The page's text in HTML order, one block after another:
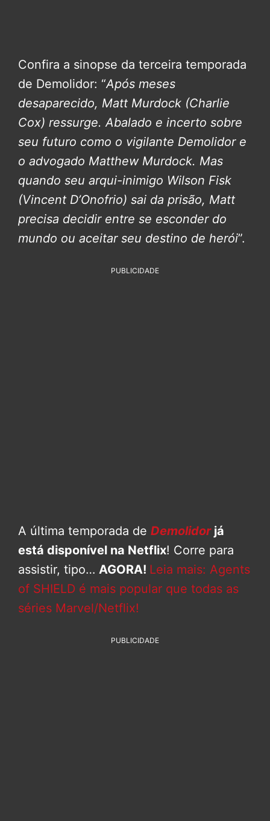
Confira a sinopse da terceira temporada
de Demolidor: “Após meses
desaparecido, Matt Murdock (Charlie
Cox) ressurge. Abalado e incerto sobre
seu futuro como o vigilante Demolidor e
o advogado Matthew Murdock. Mas
quando seu arqui-inimigo Wilson Fisk
(Vincent D’Onofrio) sai da prisão, Matt
precisa decidir entre se esconder do
mundo ou aceitar seu destino de herói”.
PUBLICIDADE
A última temporada de Demolidorjá
está disponível na Netflix! Corre para
assistir, tipo… AGORA! Leia mais: Agents
of SHIELD é mais popular que todas as
séries Marvel/Netflix!
PUBLICIDADE